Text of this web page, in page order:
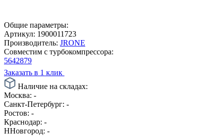
Общие параметры:
Артикул: 1900011723
Производитель: JRONE
Совместим с турбокомпрессора:
5642879
Заказать в 1 клик
Наличие на складах:
Москва: -
Санкт-Петербург: -
Ростов: -
Краснодар: -
ННовгород: -